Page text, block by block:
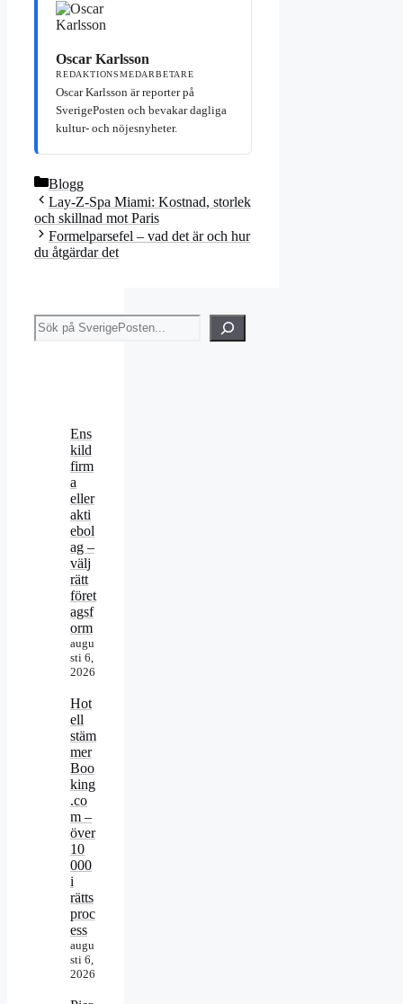
Oscar Karlsson
REDAKTIONSMEDARBETARE
Oscar Karlsson är reporter på
SverigePosten och bevakar dagliga
kultur- och nöjesnyheter.
Kategorier
Blogg
Lay-Z-Spa Miami: Kostnad, storlek
och skillnad mot Paris
Formelparsefel – vad det är och hur
du åtgärdar det
Sök
Ens
kild
firm
a
eller
akti
ebol
ag –
välj
rätt
föret
agsf
orm
augu
sti 6,
2026
Hot
ell
stäm
mer
Boo
king
.co
m –
över
10
000
i
rätts
proc
ess
augu
sti 6,
2026